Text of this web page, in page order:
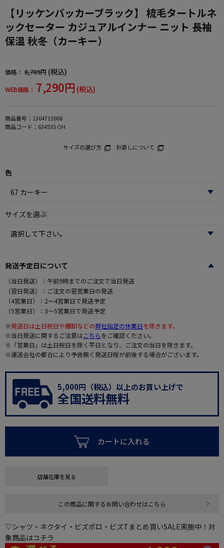
【リッケンバッカーブラック】 梳毛タートルネ
ックセーター カジュアルインナー ニット 長袖
保温 秋冬（カーキー）
価格： 8,789円 (税込)
WEB価格： 7,290円 (税込)
商品番号： 1304715908
商品コード： 634535 OH
サイズの選び方 お直しについて
色
サイズを選ぶ
発送予定日について
（当日発送）：午前9時までのご注文で当日発送
（翌日発送）：ご注文の翌営業日の発送
（4営業日）：2～4営業日で発送予定
（5営業日）：3～5営業日で発送予定
※発送日は土日祝日や棚卸などの弊社指定の休業日を除きます。
※当日発送に関するご注意はこちらをご確認ください。
※「営業日」は土日祝日を除く平日となり、ご注文の当日を除きます。
※運送会社の都合により予告無く発送日程が前後する場合がございます。
5,000円（税込）以上のお買い上げで
全国送料無料
カートに入れる
店舗在庫を見る
この商品に関するお問い合わせはこちら
▽シャツ・ネクタイ・ビズポロ・ビズTまとめ買いSALE実施中！対
象商品はコチラ